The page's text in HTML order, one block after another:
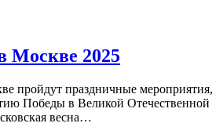
Москве 2025
пройдут праздничные мероприятия,
Победы в Великой Отечественной
весна…